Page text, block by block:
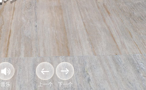
音乐 上一个 下一个